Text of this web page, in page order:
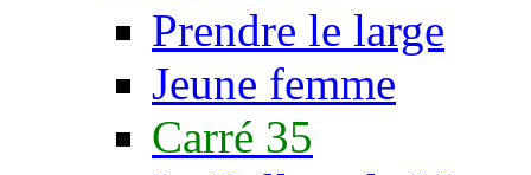
Prendre le large
Jeune femme
Carré 35